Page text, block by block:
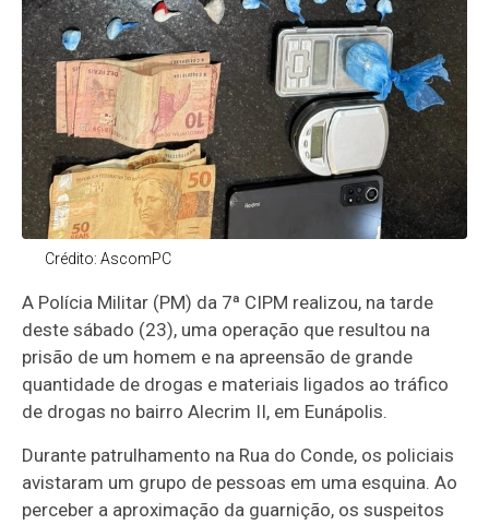
Crédito: AscomPC
A Polícia Militar (PM) da 7ª CIPM realizou, na tarde
deste sábado (23), uma operação que resultou na
prisão de um homem e na apreensão de grande
quantidade de drogas e materiais ligados ao tráfico
de drogas no bairro Alecrim II, em Eunápolis.
Durante patrulhamento na Rua do Conde, os policiais
avistaram um grupo de pessoas em uma esquina. Ao
perceber a aproximação da guarnição, os suspeitos